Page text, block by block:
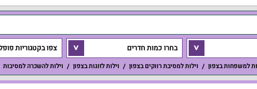
בחרו כמות חדרים צפו בקטגוריות
למשפחות בצפון וילות למסיבת רווקים בצפון וילות לזוגות בצפון וילות להשכרה למסיבות